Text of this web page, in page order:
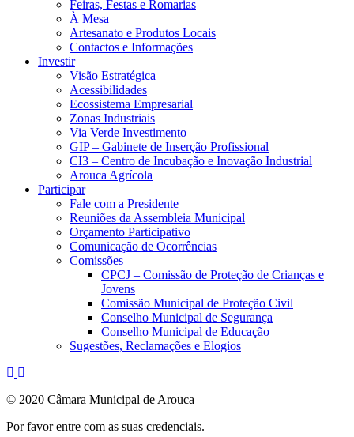
Feiras, Festas e Romarias
À Mesa
Artesanato e Produtos Locais
Contactos e Informações
Investir
Visão Estratégica
Acessibilidades
Ecossistema Empresarial
Zonas Industriais
Via Verde Investimento
GIP – Gabinete de Inserção Profissional
CI3 – Centro de Incubação e Inovação Industrial
Arouca Agrícola
Participar
Fale com a Presidente
Reuniões da Assembleia Municipal
Orçamento Participativo
Comunicação de Ocorrências
Comissões
CPCJ – Comissão de Proteção de Crianças e
Jovens
Comissão Municipal de Proteção Civil
Conselho Municipal de Segurança
Conselho Municipal de Educação
Sugestões, Reclamações e Elogios
© 2020 Câmara Municipal de Arouca
Por favor entre com as suas credenciais.